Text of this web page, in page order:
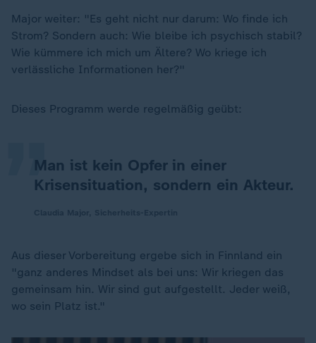
Major weiter: "Es geht nicht nur darum: Wo finde ich
Strom? Sondern auch: Wie bleibe ich psychisch stabil?
Wie kümmere ich mich um Ältere? Wo kriege ich
verlässliche Informationen her?"
Dieses Programm werde regelmäßig geübt:
Man ist kein Opfer in einer
Krisensituation, sondern ein Akteur.
„
Aus dieser Vorbereitung ergebe sich in Finnland ein
"ganz anderes Mindset als bei uns: Wir kriegen das
gemeinsam hin. Wir sind gut aufgestellt. Jeder weiß,
wo sein Platz ist."